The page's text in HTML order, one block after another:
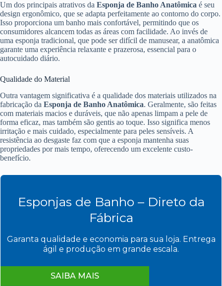
Um dos principais atrativos da Esponja de Banho Anatômica é seu
design ergonômico, que se adapta perfeitamente ao contorno do corpo.
Isso proporciona um banho mais confortável, permitindo que os
consumidores alcancem todas as áreas com facilidade. Ao invés de
uma esponja tradicional, que pode ser difícil de manusear, a anatômica
garante uma experiência relaxante e prazerosa, essencial para o
autocuidado diário.
Qualidade do Material
Outra vantagem significativa é a qualidade dos materiais utilizados na
fabricação da Esponja de Banho Anatômica. Geralmente, são feitas
com materiais macios e duráveis, que não apenas limpam a pele de
forma eficaz, mas também são gentis ao toque. Isso significa menos
irritação e mais cuidado, especialmente para peles sensíveis. A
resistência ao desgaste faz com que a esponja mantenha suas
propriedades por mais tempo, oferecendo um excelente custo-
benefício.
Esponjas de Banho – Direto da
Fábrica
Garanta qualidade e economia para sua loja. Entrega
ágil e produção em grande escala.
SAIBA MAIS